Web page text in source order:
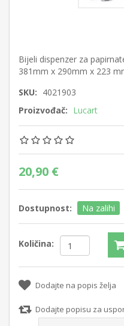
Bijeli dispenzer za
381mm x 290mm x 223
SKU: 4021903
Proizvođač: Lucart
20,90 €
Dostupnost: Na zalihi
Količina:
Dodajte na popis želja
Dodajte popisu za